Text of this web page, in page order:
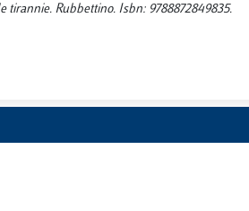
tirannie. Rubbettino. Isbn: 9788872849835.